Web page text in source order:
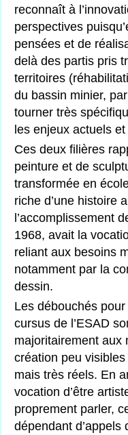
reconnaît à
perspectives
pensées et de
delà des partis pris
territoires
du bassin minier,
tourner très
les enjeux actuels et
Ces deux filières
peinture et de
transformée en
riche d’une histoire
l’accomplissement
1968, avait la
reliant aux besoins
notamment par la
dessin.
Les débouchés
cursus de l’ESAD
majoritairement aux
création peu
mais très réels. En
vocation d’être
proprement parler,
dépendant d’appels